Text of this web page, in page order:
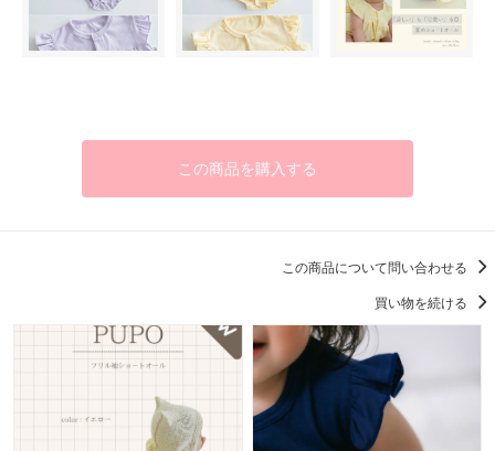
この商品を購入する
この商品について問い合わせる
買い物を続ける